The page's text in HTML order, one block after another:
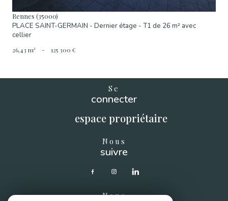
Rennes (35000)
PLACE SAINT-GERMAIN - Dernier étage - T1 de 26 m² avec
cellier
26,43 m² - 125 300 €
Se
connecter
espace propriétaire
Nous
suivre
Nous